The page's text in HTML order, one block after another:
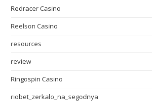
Redracer Casino
Reelson Casino
resources
review
Ringospin Casino
riobet_zerkalo_na_segodnya